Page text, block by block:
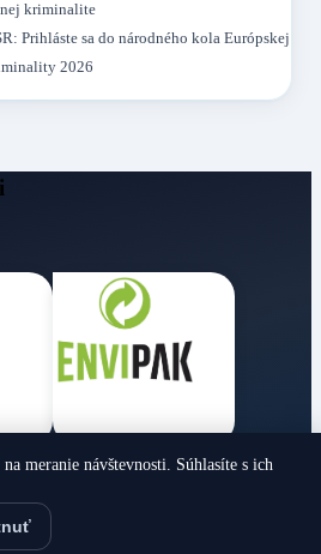
kriminalite
Prihláste sa do národného kola Európskej
2026
meranie návštevnosti. Súhlasíte s ich